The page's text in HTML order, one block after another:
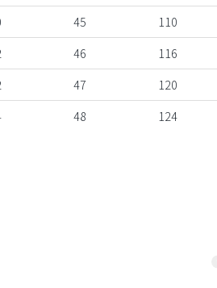
45 110
46 116
47 120
48 124